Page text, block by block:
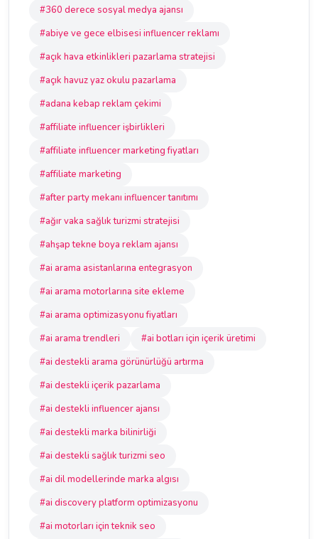
#360 derece sosyal medya ajansı
#abiye ve gece elbisesi influencer reklamı
#açık hava etkinlikleri pazarlama stratejisi
#açık havuz yaz okulu pazarlama
#adana kebap reklam çekimi
#affiliate influencer işbirlikleri
#affiliate influencer marketing fiyatları
#affiliate marketing
#after party mekanı influencer tanıtımı
#ağır vaka sağlık turizmi stratejisi
#ahşap tekne boya reklam ajansı
#ai arama asistanlarına entegrasyon
#ai arama motorlarına site ekleme
#ai arama optimizasyonu fiyatları
#ai arama trendleri
#ai botları için içerik üretimi
#ai destekli arama görünürlüğü artırma
#ai destekli içerik pazarlama
#ai destekli influencer ajansı
#ai destekli marka bilinirliği
#ai destekli sağlık turizmi seo
#ai dil modellerinde marka algısı
#ai discovery platform optimizasyonu
#ai motorları için teknik seo